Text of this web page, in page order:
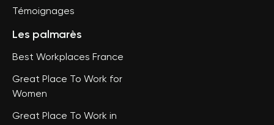
Témoignages
Les palmarès
Best Workplaces France
Great Place To Work for
Women
Great Place To Work in